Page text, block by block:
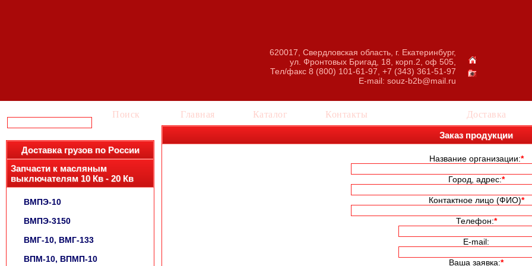
620017, Свердловская область, г. Екатеринбург,
ул. Фронтовых Бригад, 18, корп.2, оф 505,
Тел/факс 8 (800) 101-61-97, +7 (343) 361-51-97
E-mail: souz-b2b@mail.ru
Поиск
Доставка грузов по России
Запчасти к масляным
выключателям 10 Кв - 20 Кв
ВМПЭ-10
ВМПЭ-3150
ВМГ-10, ВМГ-133
ВПМ-10, ВПМП-10
Главная Каталог Контакты Доставка
Заказ продукции
Название организации:*
Город, адрес:*
Контактное лицо (ФИО)*
Телефон:*
E-mail:
Ваша заявка:*